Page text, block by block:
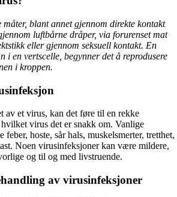
blant annet gjennom direkte kontakt
luftbårne dråper, via forurenset mat
eller gjennom seksuell kontakt. En
i en vertscelle, begynner det å reprodusere
i kroppen.
av et virus, kan det føre til en rekke
virus det er snakk om. Vanlige
hoste, sår hals, muskelsmerter, tretthet,
Noen virusinfeksjoner kan være mildere,
og til og med livstruende.
av virusinfeksjoner